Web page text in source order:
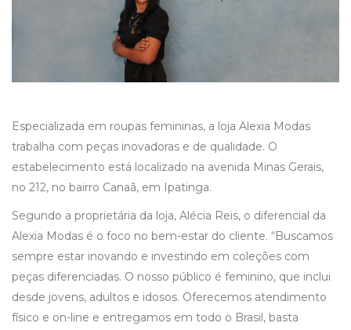
Especializada em roupas femininas, a loja Alexia Modas
trabalha com peças inovadoras e de qualidade. O
estabelecimento está localizado na avenida Minas Gerais,
no 212, no bairro Canaã, em Ipatinga.
Segundo a proprietária da loja, Alécia Reis, o diferencial da
Alexia Modas é o foco no bem-estar do cliente. “Buscamos
sempre estar inovando e investindo em coleções com
peças diferenciadas. O nosso público é feminino, que inclui
desde jovens, adultos e idosos. Oferecemos atendimento
físico e on-line e entregamos em todo o Brasil, basta